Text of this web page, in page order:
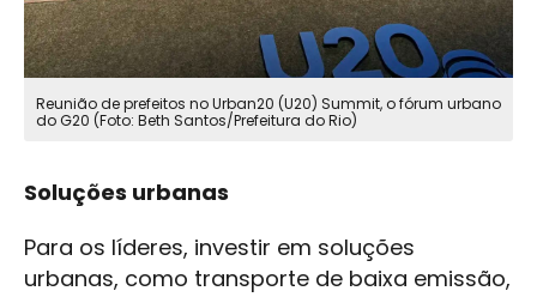
Reunião de prefeitos no Urban20 (U20) Summit, o fórum urbano
do G20 (Foto: Beth Santos/Prefeitura do Rio)
Soluções urbanas
Para os líderes, investir em soluções
urbanas, como transporte de baixa emissão,